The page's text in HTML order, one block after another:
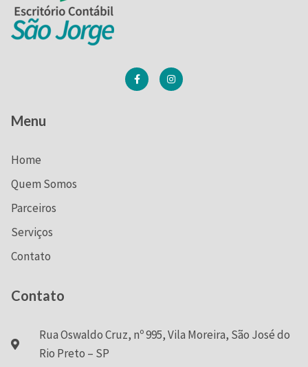
Menu
Home
Quem Somos
Parceiros
Serviços
Contato
Contato
Rua Oswaldo Cruz, nº 995, Vila Moreira, São José do
Rio Preto – SP